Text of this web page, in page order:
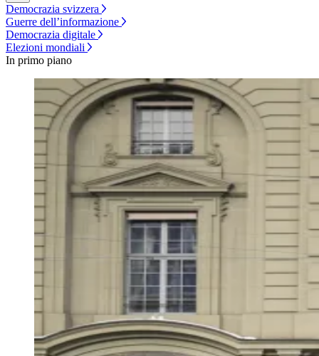
Democrazia svizzera
Guerre dell’informazione
Democrazia digitale
Elezioni mondiali
In primo piano